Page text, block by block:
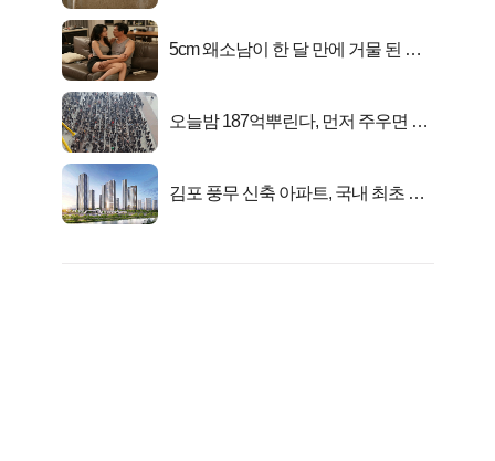
5cm 왜소남이 한 달 만에 거물 된 사
오늘밤 187억뿌린다, 먼저 주우면 최
김포 풍무 신축 아파트, 국내 최초 반